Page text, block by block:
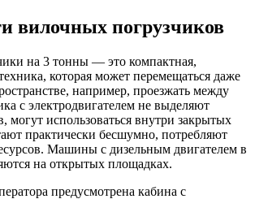
вилочных погрузчиков
на 3 тонны — это компактная,
которая может перемещаться даже
например, проезжать между
с электродвигателем не выделяют
могут использоваться внутри закрытых
практически бесшумно, потребляют
Машины с дизельным двигателем в
на открытых площадках.
предусмотрена кабина с